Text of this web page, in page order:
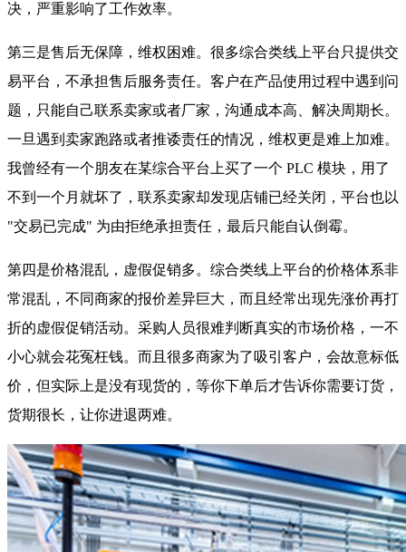
决，严重影响了工作效率。
第三是售后无保障，维权困难。很多综合类线上平台只提供交
易平台，不承担售后服务责任。客户在产品使用过程中遇到问
题，只能自己联系卖家或者厂家，沟通成本高、解决周期长。
一旦遇到卖家跑路或者推诿责任的情况，维权更是难上加难。
我曾经有一个朋友在某综合平台上买了一个 PLC 模块，用了
不到一个月就坏了，联系卖家却发现店铺已经关闭，平台也以
"交易已完成" 为由拒绝承担责任，最后只能自认倒霉。
第四是价格混乱，虚假促销多。综合类线上平台的价格体系非
常混乱，不同商家的报价差异巨大，而且经常出现先涨价再打
折的虚假促销活动。采购人员很难判断真实的市场价格，一不
小心就会花冤枉钱。而且很多商家为了吸引客户，会故意标低
价，但实际上是没有现货的，等你下单后才告诉你需要订货，
货期很长，让你进退两难。